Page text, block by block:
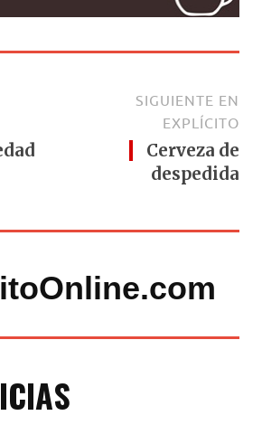
SIGUIENTE EN
EXPLÍCITO
Cerveza de
despedida